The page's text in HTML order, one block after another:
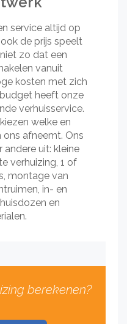
service altijd op
de prijs speelt
zo dat een
vanuit
kosten met zich
heeft onze
verhuisservice.
welke en
ons afneemt. Ons
uit: kleine
verhuizing, 1 of
montage van
in- en
en
berekenen?